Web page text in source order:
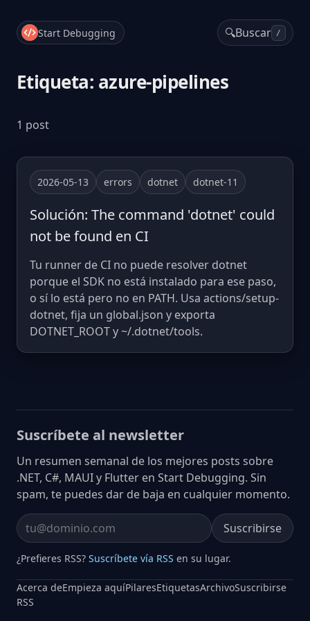
Start Debugging 🔍Buscar /
Etiqueta: azure-pipelines
1 post
2026-05-13 errors dotnet dotnet-11
Solución: The command 'dotnet' could
not be found en CI
Tu runner de CI no puede resolver dotnet
porque el SDK no está instalado para ese paso,
o sí lo está pero no en PATH. Usa actions/setup-
dotnet, fija un global.json y exporta
DOTNET_ROOT y ~/.dotnet/tools.
Suscríbete al newsletter
Un resumen semanal de los mejores posts sobre
.NET, C#, MAUI y Flutter en Start Debugging. Sin
spam, te puedes dar de baja en cualquier momento.
Email address Suscribirse
¿Prefieres RSS? Suscríbete vía RSS en su lugar.
Acerca deEmpieza aquíPilaresEtiquetasArchivoSuscribirse
RSS